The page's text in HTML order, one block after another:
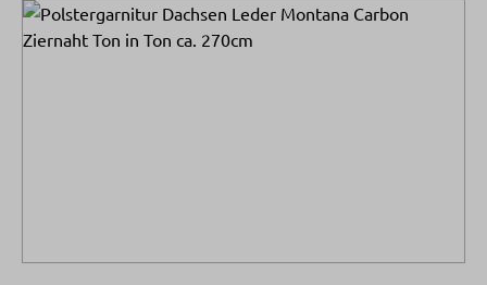
Bildergalerie überspringen